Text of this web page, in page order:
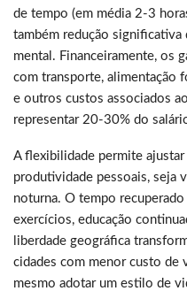
de tempo (em média 2-3
também redução significativa
mental. Financeiramente, os
com transporte, alimentação
e outros custos associados
representar 20-30% do
A flexibilidade permite
produtividade pessoais, seja
noturna. O tempo
exercícios, educação
liberdade geográfica
cidades com menor custo de
mesmo adotar um estilo de